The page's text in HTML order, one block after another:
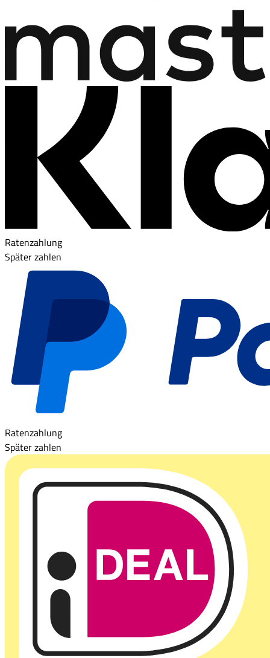
Ratenzahlung
Später zahlen
Ratenzahlung
Später zahlen